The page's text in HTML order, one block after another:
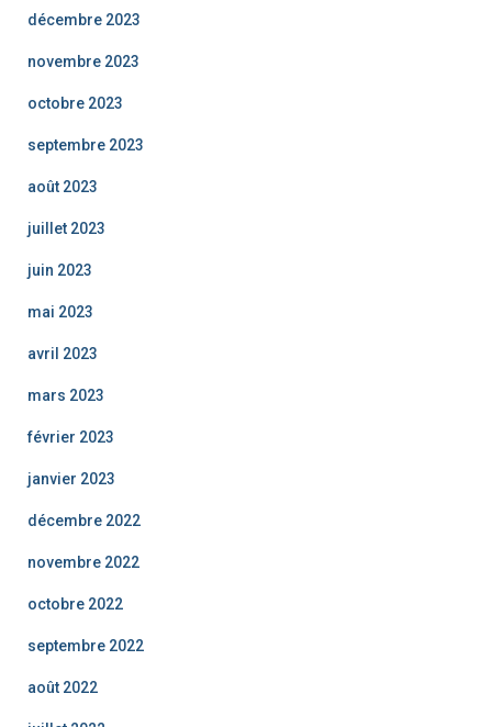
décembre 2023
novembre 2023
octobre 2023
septembre 2023
août 2023
juillet 2023
juin 2023
mai 2023
avril 2023
mars 2023
février 2023
janvier 2023
décembre 2022
novembre 2022
octobre 2022
septembre 2022
août 2022